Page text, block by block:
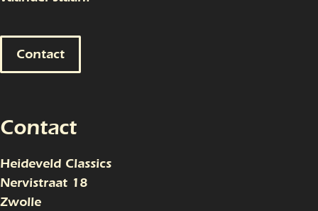
Contact
Contact
Heideveld Classics
Nervistraat 18
Zwolle